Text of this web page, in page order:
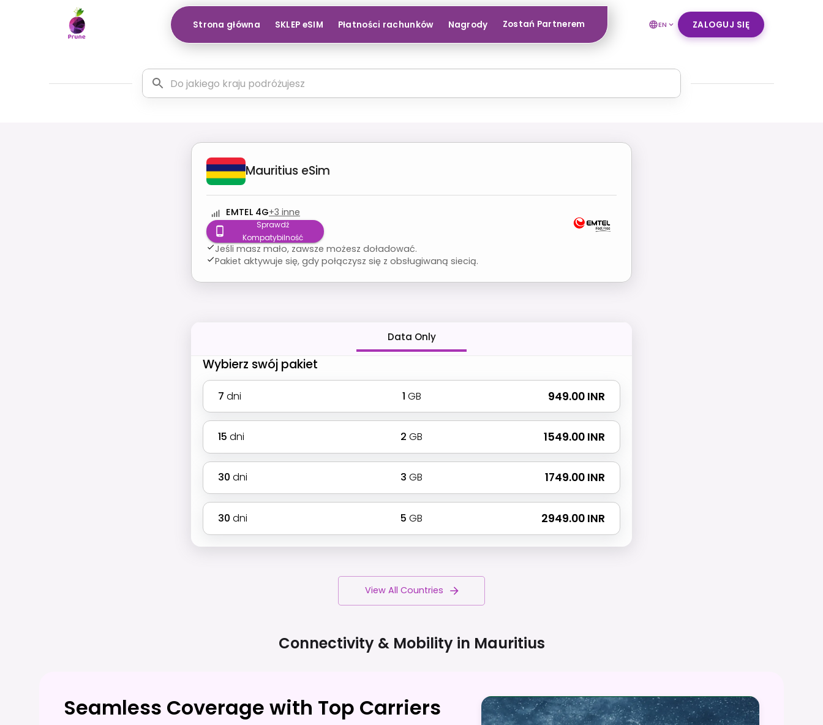
Strona główna SKLEP eSIM Płatności rachunków Nagrody Zostań Partnerem EN ZALOGUJ SIĘ
Mauritius eSim
EMTEL 4G+3 inne
Sprawdź
Kompatybilność
Jeśli masz mało, zawsze możesz doładować.
Pakiet aktywuje się, gdy połączysz się z obsługiwaną siecią.
Data Only
Wybierz swój pakiet
7 dni 1 GB ₹ 949.00 INR
15 dni 2 GB ₹ 1549.00 INR
30 dni 3 GB ₹ 1749.00 INR
30 dni 5 GB ₹ 2949.00 INR
View All Countries
Connectivity & Mobility in Mauritius
Seamless Coverage with Top Carriers